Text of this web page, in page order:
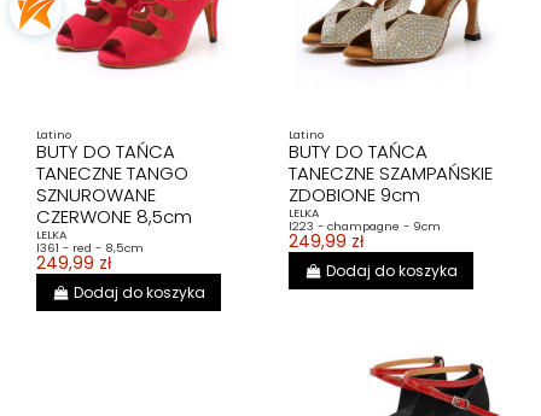
Latino
BUTY DO TAŃCA
TANECZNE TANGO
SZNUROWANE
CZERWONE 8,5cm
LELKA
l361 - red - 8,5cm
249,99 zł
Dodaj do koszyka
Latino
BUTY DO TAŃCA
TANECZNE SZAMPAŃSKIE
ZDOBIONE 9cm
LELKA
l223 - champagne - 9cm
249,99 zł
Dodaj do koszyka